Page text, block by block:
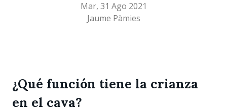
Mar, 31 Ago 2021
Jaume Pàmies
¿Qué función tiene la crianza
en el cava?